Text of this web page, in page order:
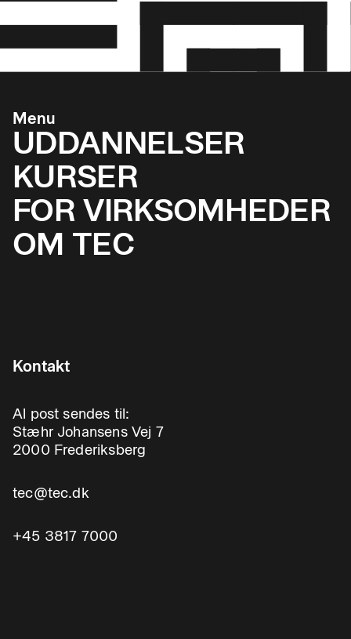
Menu
UDDANNELSER
KURSER
FOR VIRKSOMHEDER
OM TEC
Kontakt
Al post sendes til:
Stæhr Johansens Vej 7
2000 Frederiksberg
tec@tec.dk
+45 3817 7000